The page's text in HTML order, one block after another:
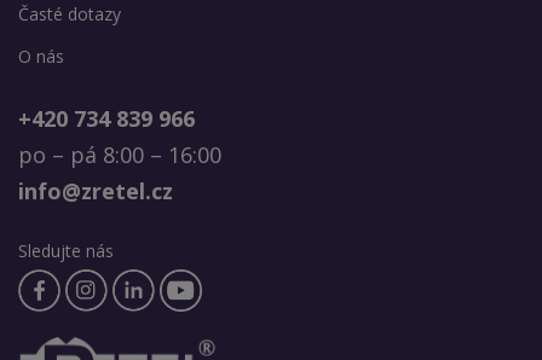
Časté dotazy
O nás
+420 734 839 966
po – pá 8:00 – 16:00
info@zretel.cz
Sledujte nás